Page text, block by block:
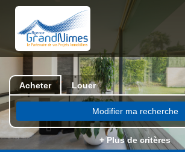
Acheter Louer
Modifier ma recherche
+ Plus de critères